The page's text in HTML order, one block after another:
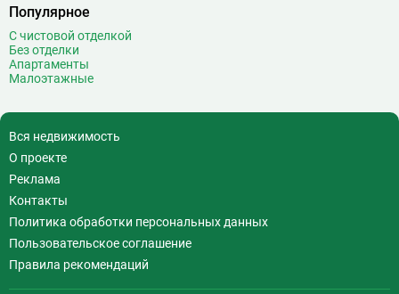
Популярное
С чистовой отделкой
Без отделки
Апартаменты
Малоэтажные
Вся недвижимость
О проекте
Реклама
Контакты
Политика обработки персональных данных
Пользовательское соглашение
Правила рекомендаций